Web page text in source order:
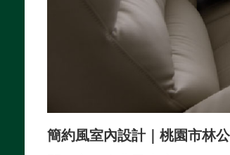
簡約風室內設計｜桃園市林